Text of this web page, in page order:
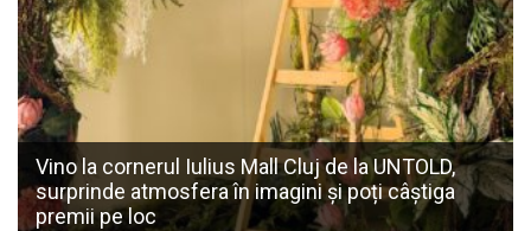
Vino la cornerul Iulius Mall Cluj de la UNTOLD,
surprinde atmosfera în imagini și poți câștiga
premii pe loc